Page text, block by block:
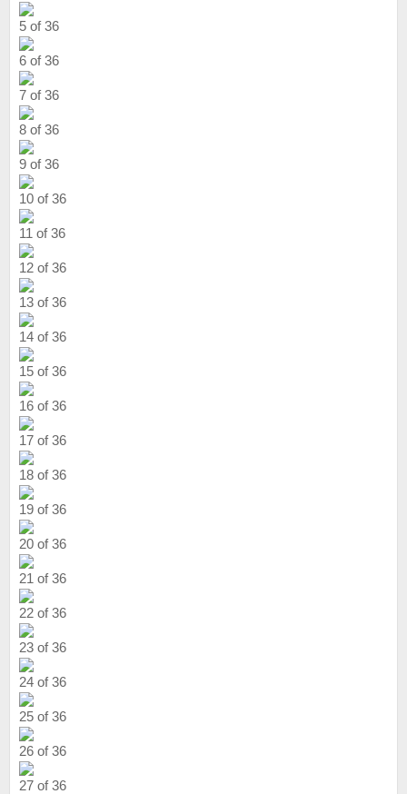
5 of 36
6 of 36
7 of 36
8 of 36
9 of 36
10 of 36
11 of 36
12 of 36
13 of 36
14 of 36
15 of 36
16 of 36
17 of 36
18 of 36
19 of 36
20 of 36
21 of 36
22 of 36
23 of 36
24 of 36
25 of 36
26 of 36
27 of 36